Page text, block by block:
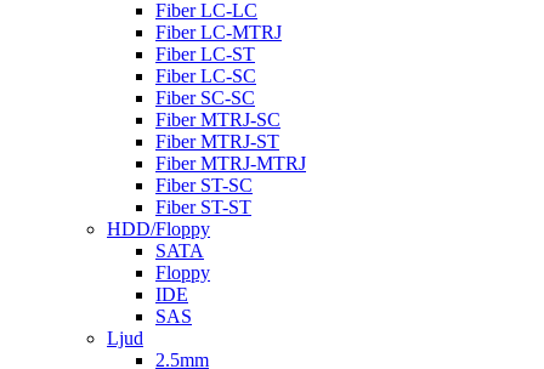
Fiber LC-LC
Fiber LC-MTRJ
Fiber LC-ST
Fiber LC-SC
Fiber SC-SC
Fiber MTRJ-SC
Fiber MTRJ-ST
Fiber MTRJ-MTRJ
Fiber ST-SC
Fiber ST-ST
HDD/Floppy
SATA
Floppy
IDE
SAS
Ljud
2.5mm